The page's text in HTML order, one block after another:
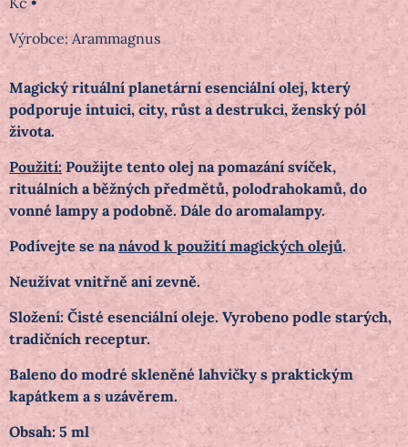
Výrobce:Arammagnus
Magický rituální planetární esenciální olej, který
podporuje intuici, city, růst a destrukci, ženský pól
života.
Použití: Použijte tento olej na pomazání svíček,
rituálních a běžných předmětů, polodrahokamů, do
vonné lampy a podobně. Dále do aromalampy.
Podívejte se na návod k použití magických olejů.
Neužívat vnitřně ani zevně.
Složení: Čisté esenciální oleje. Vyrobeno podle starých,
tradičních receptur.
Baleno do modré skleněné lahvičky s praktickým
kapátkem a s uzávěrem.
Obsah: 5 ml